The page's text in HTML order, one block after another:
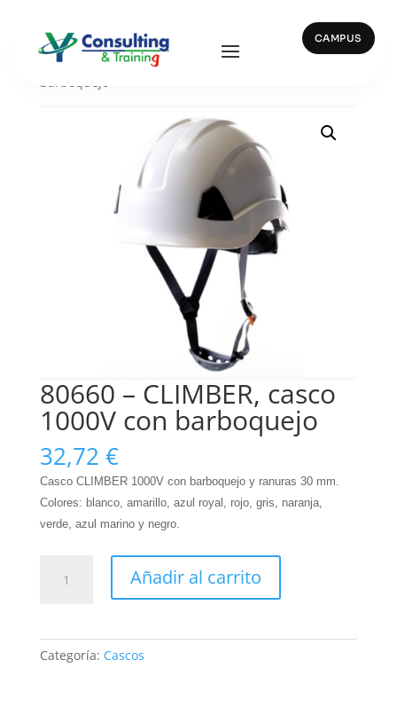
CAMPUS
Inicio Cascos/ 80660 – CLIMBER, casco 1000V con
barboquejo
80660 – CLIMBER, casco
1000V con barboquejo
32,72 €
Casco CLIMBER 1000V con barboquejo y ranuras 30 mm.
Colores: blanco, amarillo, azul royal, rojo, gris, naranja,
verde, azul marino y negro.
Añadir al carrito
Categoría: Cascos